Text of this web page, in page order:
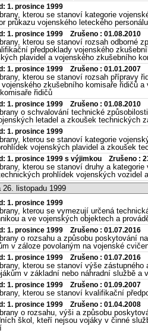
1. prosince 1999
kterou se stanoví kategorie
průkazu vojenského leteckého personálu
1. prosince 1999 Zrušeno : 01.08.2010
kterou se stanoví rozsah odborné
předpoklady vojenského
plavidel a vojenského zkušebního
1. prosince 1999 Zrušeno : 01.01.2007
kterou se stanoví rozsah přípravy
zkušebního komisaře řidičů
řidičů
1. prosince 1999 Zrušeno : 01.08.2010
o schvalování technické
letadel a zkoušek technických
1. prosince 1999
kterou se stanoví kategorie
vojenských plavidel a zkoušek
1. prosince 1999 s výjimkou Zrušeno :
kterou se stanoví druhy a
prohlídek vojenských
26. listopadu 1999
1. prosince 1999
kterou se vymezují určená
a ve vojenských objektech a
1. prosince 1999 Zrušeno : 01.07.2016
o rozsahu a způsobu poskytování
v záloze povolaným na vojenské
1. prosince 1999 Zrušeno : 01.07.2016
kterou se stanoví výše
v základní nebo náhradní službě
1. prosince 1999 Zrušeno : 01.09.2007
kterou se stanoví kvalifikační
1. prosince 1999 Zrušeno : 01.04.2008
o rozsahu, výši a způsobu
škol, kteří nejsou vojáky v činné